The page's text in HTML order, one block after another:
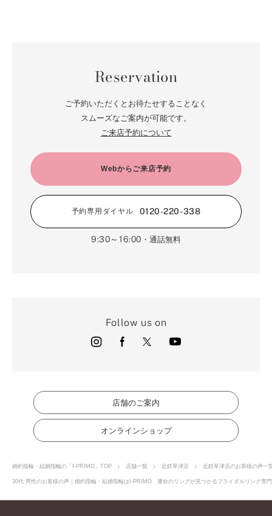
Reservation
ご予約いただくとお待たせすることなく
スムーズなご案内が可能です。
ご来店予約について
Webからご来店予約
予約専用ダイヤル 0120-220-338
9:30～16:00 ・通話無料
Follow us on
店舗のご案内
オンラインショップ
婚約指輪・結婚指輪の「I-PRIMO」TOP 店舗一覧 近鉄草津店 近鉄草津店のお客様の声一
30代 男性のお客様の声｜婚約指輪・結婚指輪はI-PRIMO 運命のリングが見つかるブライダルリング専